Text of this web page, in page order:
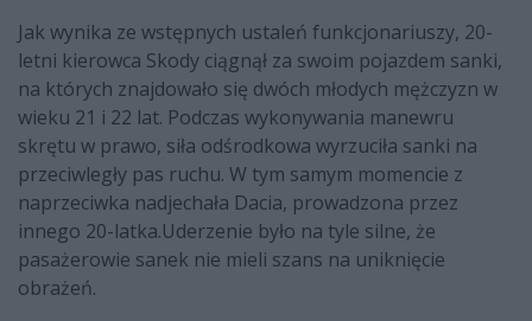
Jak wynika ze wstępnych ustaleń funkcjonariuszy, 20-
letni kierowca Skody ciągnął za swoim pojazdem sanki,
na których znajdowało się dwóch młodych mężczyzn w
wieku 21 i 22 lat. Podczas wykonywania manewru
skrętu w prawo, siła odśrodkowa wyrzuciła sanki na
przeciwległy pas ruchu. W tym samym momencie z
naprzeciwka nadjechała Dacia, prowadzona przez
innego 20-latka.Uderzenie było na tyle silne, że
pasażerowie sanek nie mieli szans na uniknięcie
obrażeń.